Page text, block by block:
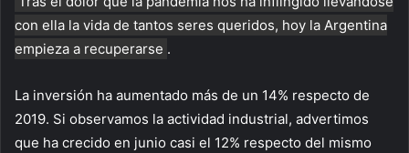
con ella la vida de tantos seres queridos, hoy la Argentina
empieza a recuperarse .
La inversión ha aumentado más de un 14% respecto de
2019. Si observamos la actividad industrial, advertimos
que ha crecido en junio casi el 12% respecto del mismo